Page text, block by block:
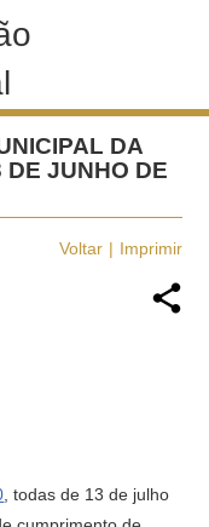
DA
DE JUNHO DE
Voltar Imprimir
, todas de 13 de julho